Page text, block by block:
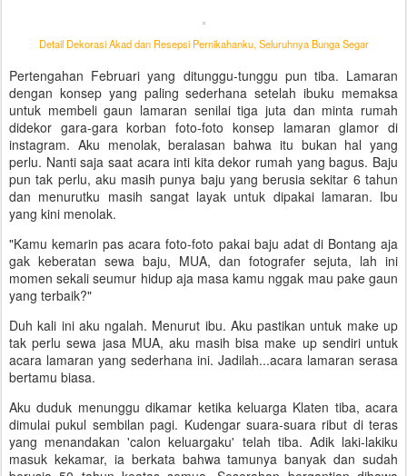
Detail Dekorasi Akad dan Resepsi Pernikahanku, Seluruhnya Bunga Segar
Pertengahan Februari yang ditunggu-tunggu pun tiba. Lamaran
dengan konsep yang paling sederhana setelah ibuku memaksa
untuk membeli gaun lamaran senilai tiga juta dan minta rumah
didekor gara-gara korban foto-foto konsep lamaran glamor di
instagram. Aku menolak, beralasan bahwa itu bukan hal yang
perlu. Nanti saja saat acara inti kita dekor rumah yang bagus. Baju
pun tak perlu, aku masih punya baju yang berusia sekitar 6 tahun
dan menurutku masih sangat layak untuk dipakai lamaran. Ibu
yang kini menolak.
"Kamu kemarin pas acara foto-foto pakai baju adat di Bontang aja
gak keberatan sewa baju, MUA, dan fotografer sejuta, lah ini
momen sekali seumur hidup aja masa kamu nggak mau pake gaun
yang terbaik?"
Duh kali ini aku ngalah. Menurut ibu. Aku pastikan untuk make up
tak perlu sewa jasa MUA, aku masih bisa make up sendiri untuk
acara lamaran yang sederhana ini. Jadilah...acara lamaran serasa
bertamu biasa.
Aku duduk menunggu dikamar ketika keluarga Klaten tiba, acara
dimulai pukul sembilan pagi. Kudengar suara-suara ribut di teras
yang menandakan 'calon keluargaku' telah tiba. Adik laki-lakiku
masuk kekamar, ia berkata bahwa tamunya banyak dan sudah